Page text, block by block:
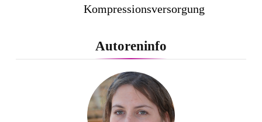
Kompressionsversorgung
PEPE JEANS LONDON AW26
Flachste mechanische
Weltzeituhr gewinnt Red Dot:
Autoreninfo